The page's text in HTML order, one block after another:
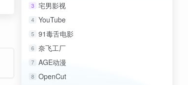
3 宅男影视
4 YouTube
5 91毒舌电影
6 奈飞工厂
7 AGE动漫
8 OpenCut